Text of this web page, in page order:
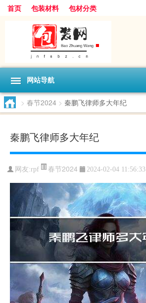
首页 包装材料 包材分类
网站导航
> 春节2024 > 秦鹏飞律师多大年纪
秦鹏飞律师多大年纪
网友:rpf 春节2024 2024-02-04 11:56:33